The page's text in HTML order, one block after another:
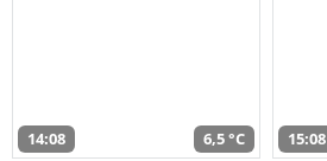
14:08 6,5 °C 15:08